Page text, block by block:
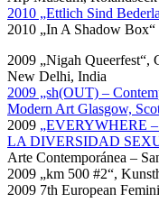
2010 „Ettlich Sind
2010 „In A Shadow
2009 „Nigah Queerfest“,
New Delhi, India
2009 „sh(OUT) –
Modern Art Glasgow,
2009 „EVERYWHERE
LA DIVERSIDAD
Arte Contemporánea –
2009 „km 500 #2“,
2009 7th European